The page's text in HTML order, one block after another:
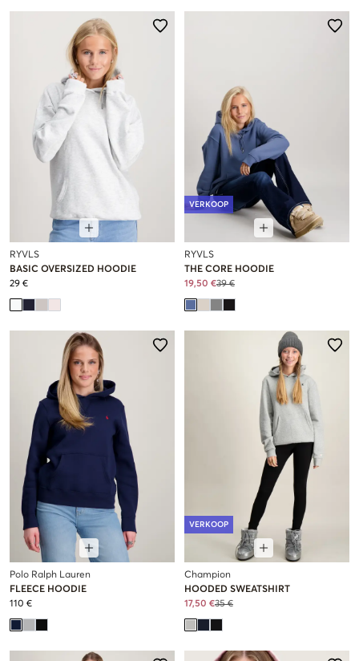
RYVLS
BASIC OVERSIZED HOODIE
29 €
VERKOOP
RYVLS
THE CORE HOODIE
19,50 €39 €
Polo Ralph Lauren
FLEECE HOODIE
110 €
VERKOOP
Champion
HOODED SWEATSHIRT
17,50 €35 €